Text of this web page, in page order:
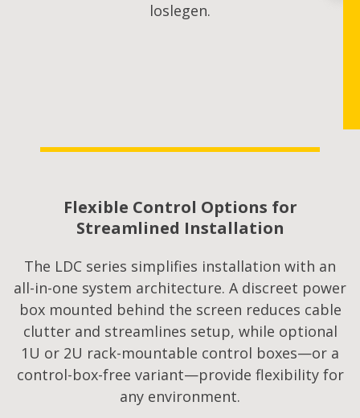
loslegen.
Flexible Control Options for
Streamlined Installation
The LDC series simplifies installation with an
all-in-one system architecture. A discreet power
box mounted behind the screen reduces cable
clutter and streamlines setup, while optional
1U or 2U rack-mountable control boxes—or a
control-box-free variant—provide flexibility for
any environment.